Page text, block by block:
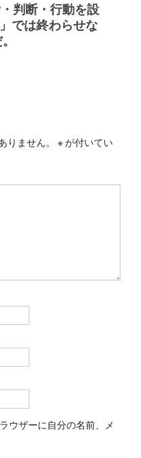
判断・行動を設
では終わらせな
りません。 ※が付いてい
ウザーに自分の名前、メ